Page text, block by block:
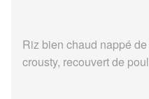
Riz bien chaud nappé
crousty, recouvert de